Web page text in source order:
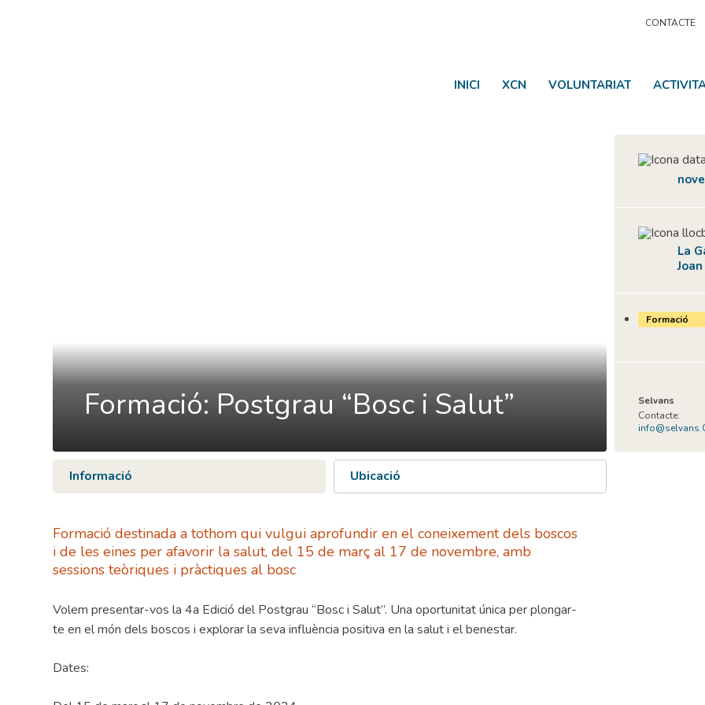
CONTACTE
INICI XCN VOLUNTARIAT
Formació: Postgrau “Bosc i Salut”
La
Formació
Selvans
Contacte:
Informació Ubicació
Formació destinada a tothom qui vulgui aprofundir en el coneixement dels boscos
i de les eines per afavorir la salut, del 15 de març al 17 de novembre, amb
sessions teòriques i pràctiques al bosc
Volem presentar-vos la 4a Edició del Postgrau “Bosc i Salut”. Una oportunitat única per plongar-
te en el món dels boscos i explorar la seva influència positiva en la salut i el benestar.
Dates: